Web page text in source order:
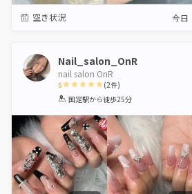
空き状況 今日
Nail_salon_OnR
nail salon OnR
5
1 2 3 4 5
(2件)
国定駅から徒歩25分